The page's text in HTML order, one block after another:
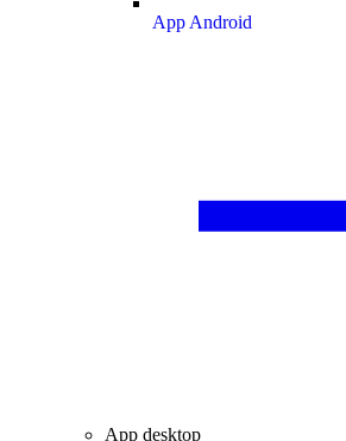
App Android
App desktop